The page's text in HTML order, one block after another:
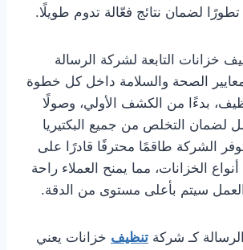
تطورًا لضمان نتائج فعّالة تدوم طويلًا.
خزانات التابعة لشركة الرسالة
بمعايير الصحة والسلامة داخل كل خطوة
بدءًا من الكشف الأولي، وصولًا
لضمان التخلص من جميع البكتيريا
الشركة طاقمًا محترفًا قادرًا على
الخزانات، مما يمنح العملاء راحة
العمل سيتم بأعلى مستوى من الدقة.
كـ شركة تنظيف خزانات يعني